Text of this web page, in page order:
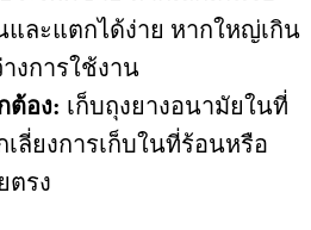
ละแตกได้ง่าย หากใหญ่เกิน
งการใช้งาน
ต้อง: เก็บถุงยางอนามัยในที่
ลี่ยงการเก็บในที่ร้อนหรือ
ตรง